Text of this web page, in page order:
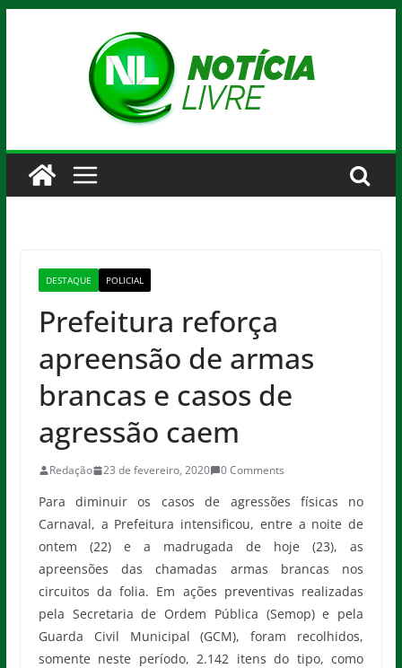
DESTAQUE POLICIAL
Prefeitura reforça
apreensão de armas
brancas e casos de
agressão caem
Redação 23 de fevereiro, 2020 0 Comments
Para diminuir os casos de agressões físicas no
Carnaval, a Prefeitura intensificou, entre a noite de
ontem (22) e a madrugada de hoje (23), as
apreensões das chamadas armas brancas nos
circuitos da folia. Em ações preventivas realizadas
pela Secretaria de Ordem Pública (Semop) e pela
Guarda Civil Municipal (GCM), foram recolhidos,
somente neste período, 2.142 itens do tipo, como